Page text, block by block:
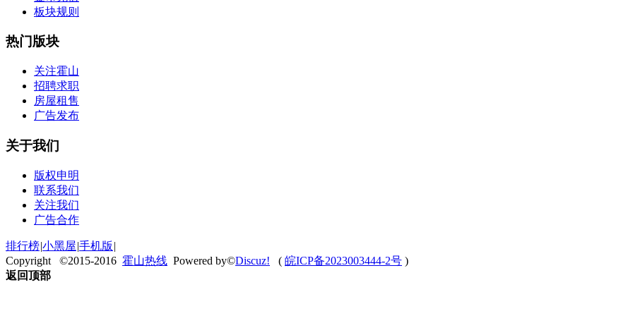
板块规则
热门版块
关注霍山
招聘求职
房屋租售
广告发布
关于我们
版权申明
联系我们
关注我们
广告合作
排行榜|小黑屋|手机版 |
Copyright ©2015-2016 霍山热线 Powered by©Discuz! ( 皖ICP备2023003444-2号 )
返回顶部